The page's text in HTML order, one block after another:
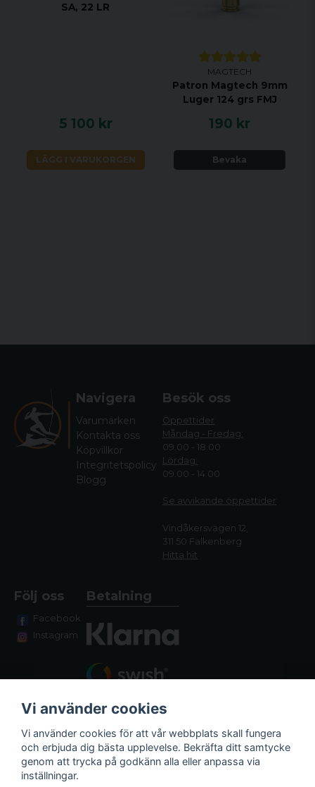
SA, 22 LR
5 100 kr
LÄGG I VARUKORGEN
MAGTECH
Patron Magtech 9mm
Luger 124 grs FMJ
190 kr
Bevaka
Navigera
Varumärken
Kontakta oss
Köpvillkor
Integritetspolicy
Blogg
Besök oss
Öppettider
Måndag - Fredag:
09.00 - 18.00
Lördag:
09.00 - 14.00
Se avvikande öppettider
Vindåkersvägen 12,
311 50 Falkenberg
Hitta hit
Följ oss
Facebook
Instagram
Betalning
Fraktalternativ
Vi använder cookies
Vi använder cookies för att vår webbplats skall fungera
och erbjuda dig bästa upplevelse. Bekräfta ditt samtycke
genom att trycka på godkänn alla eller anpassa via
inställningar.